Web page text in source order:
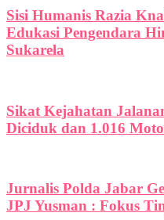
Sisi Humanis Razia
Edukasi Pengendara
Sukarela
Sikat Kejahatan
Diciduk dan 1.016
Jurnalis Polda Jabar
JPJ Yusman : Fokus